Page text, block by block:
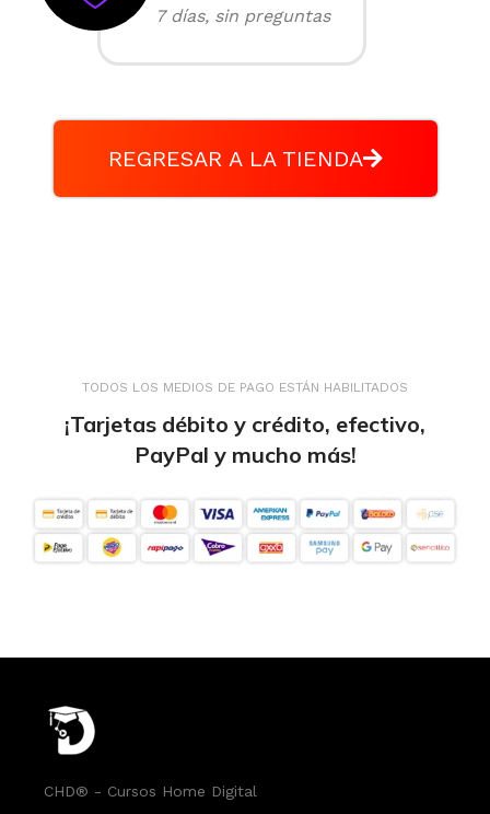
7 días, sin preguntas
REGRESAR A LA TIENDA
TODOS LOS MEDIOS DE PAGO ESTÁN HABILITADOS
¡Tarjetas débito y crédito, efectivo,
PayPal y mucho más!
CHD® - Cursos Home Digital